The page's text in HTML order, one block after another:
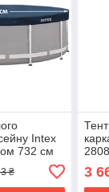
Intex
732 см
₴ 3